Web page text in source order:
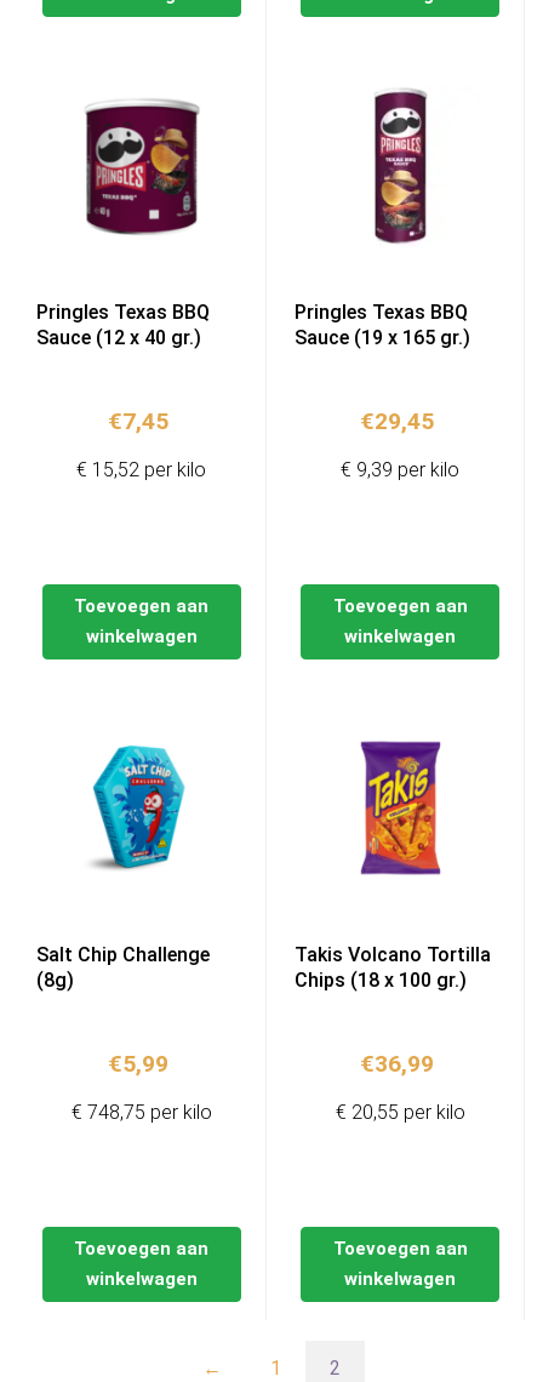
Pringles Texas BBQ
Sauce (12 x 40 gr.)
€7,45
Toevoegen aan
winkelwagen
€ 15,52 per kilo
Pringles Texas BBQ
Sauce (19 x 165 gr.)
€29,45
Toevoegen aan
winkelwagen
€ 9,39 per kilo
Salt Chip Challenge
(8g)
€5,99
Toevoegen aan
winkelwagen
€ 748,75 per kilo
Takis Volcano Tortilla
Chips (18 x 100 gr.)
€36,99
Toevoegen aan
winkelwagen
€ 20,55 per kilo
← 1 2